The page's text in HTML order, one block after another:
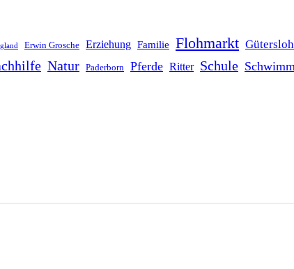
Erwin Grosche Erziehung Familie Flohmarkt Gütersloh
Natur Paderborn Pferde Ritter Schule